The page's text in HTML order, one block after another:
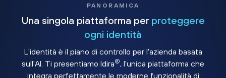
PANORAMICA
Una singola piattaforma per proteggere
ogni identità
L'identità è il piano di controllo per l'azienda basata
sull'AI. Ti presentiamo Idira®, l'unica piattaforma che
integra perfettamente le moderne funzionalità di